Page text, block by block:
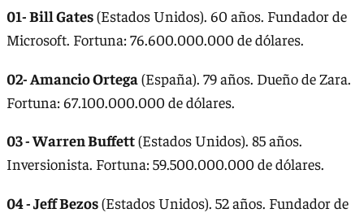
01- Bill Gates(Estados Unidos). 60 años. Fundador de
Microsoft. Fortuna: 76.600.000.000 de dólares.
02- Amancio Ortega(España). 79 años. Dueño de Zara.
Fortuna: 67.100.000.000 de dólares.
03 - Warren Buffett(Estados Unidos). 85 años.
Inversionista. Fortuna: 59.500.000.000 de dólares.
04 - Jeff Bezos(Estados Unidos). 52 años. Fundador de